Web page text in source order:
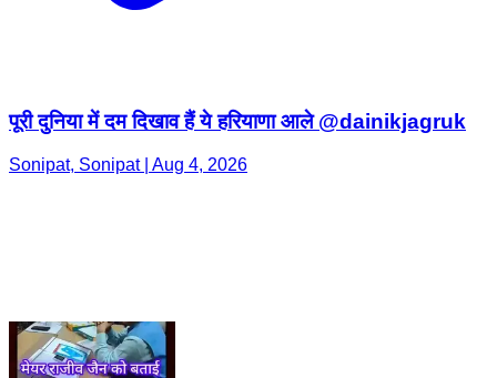
पूरी दुनिया में दम दिखाव हैं ये हरियाणा आले @dainikjagruk
Sonipat, Sonipat | Aug 4, 2026